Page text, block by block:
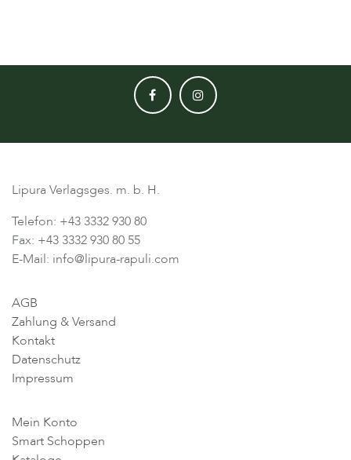
Lipura Verlagsges. m. b. H.
Telefon: +43 3332 930 80
Fax: +43 3332 930 80 55
E-Mail: info@lipura-rapuli.com
AGB
Zahlung & Versand
Kontakt
Datenschutz
Impressum
Mein Konto
Smart Schoppen